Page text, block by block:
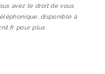
avez le droit de vous
disponible à
pour plus